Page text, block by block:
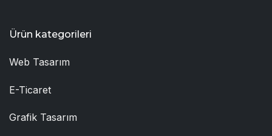
Ürün kategorileri
Web Tasarım
E-Ticaret
Grafik Tasarım